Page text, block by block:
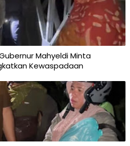
Mahyeldi Minta
Kewaspadaan